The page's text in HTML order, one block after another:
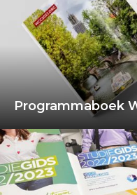
Programmaboek